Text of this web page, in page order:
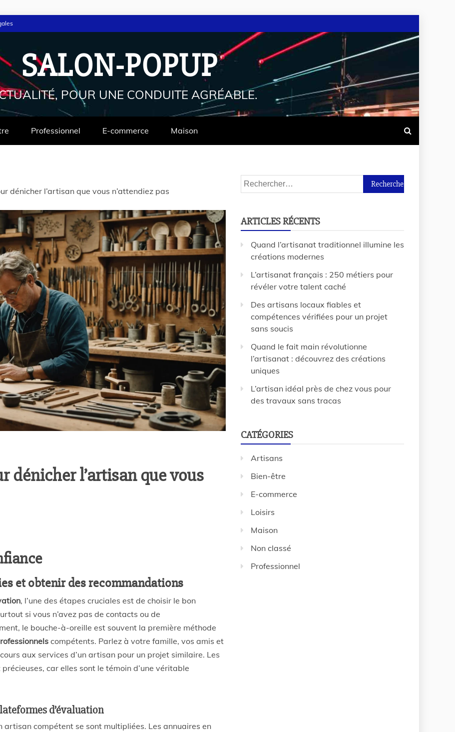
SALON-POPUP
POUR UNE CONDUITE AGRÉABLE.
Professionnel E-commerce Maison
dénicher l’artisan que vous n’attendiez pas
dénicher l’artisan que vous
et obtenir des recommandations
, l’une des étapes cruciales est de choisir le bon
si vous n’avez pas de contacts ou de
le bouche-à-oreille est souvent la première méthode
compétents. Parlez à votre famille, vos amis et
aux services d’un artisan pour un projet similaire. Les
car elles sont le témoin d’une véritable
d’évaluation
artisan compétent se sont multipliées. Les annuaires en
ARTICLES RÉCENTS
Quand l’artisanat traditionnel illumine les
créations modernes
L’artisanat français : 250 métiers pour
révéler votre talent caché
Des artisans locaux fiables et
compétences vérifiées pour un projet
sans soucis
Quand le fait main révolutionne
l’artisanat : découvrez des créations
uniques
L’artisan idéal près de chez vous pour
des travaux sans tracas
CATÉGORIES
Artisans
Bien-être
E-commerce
Loisirs
Maison
Non classé
Professionnel